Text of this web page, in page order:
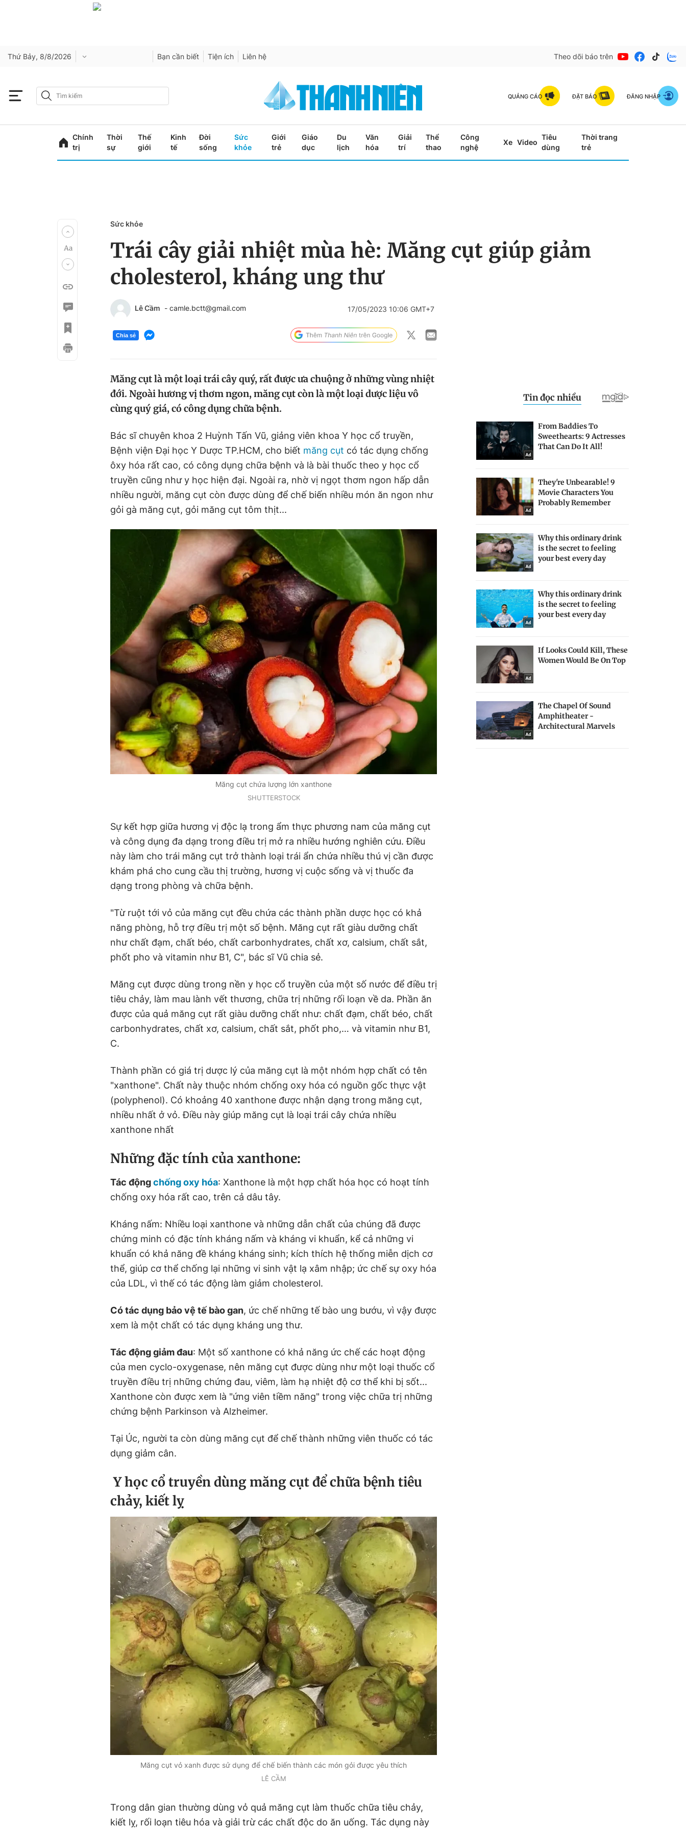
Thứ Bảy, 8/8/2026 Bạn cần biết Tiện ích Liên hệ Theo dõi báo trên
QUẢNG CÁO ĐẶT BÁO ĐĂNG NHẬP
Chính
trị
Thời
sự
Thế
giới
Kinh
tế
Đời
sống
Sức
khỏe
Giới
trẻ
Giáo
dục
Du
lịch
Văn
hóa
Giải
trí
Thể
thao
Công
nghệ
Xe Video
Tiêu
dùng
Thời trang
trẻ
Sức khỏe
Trái cây giải nhiệt mùa hè: Măng cụt giúp giảm
cholesterol, kháng ung thư
Lê Cầm - camle.bctt@gmail.com 17/05/2023 10:06 GMT+7
Chia sẻ
Măng cụt là một loại trái cây quý, rất được ưa chuộng ở những vùng nhiệt
đới. Ngoài hương vị thơm ngon, măng cụt còn là một loại dược liệu vô
cùng quý giá, có công dụng chữa bệnh.
Bác sĩ chuyên khoa 2 Huỳnh Tấn Vũ, giảng viên khoa Y học cổ truyền,
Bệnh viện Đại học Y Dược TP.HCM, cho biết măng cụt có tác dụng chống
ôxy hóa rất cao, có công dụng chữa bệnh và là bài thuốc theo y học cổ
truyền cũng như y học hiện đại. Ngoài ra, nhờ vị ngọt thơm ngon hấp dẫn
nhiều người, măng cụt còn được dùng để chế biến nhiều món ăn ngon như
gỏi gà măng cụt, gỏi măng cụt tôm thịt...
Măng cụt chứa lượng lớn xanthone
SHUTTERSTOCK
Sự kết hợp giữa hương vị độc lạ trong ẩm thực phương nam của măng cụt
và công dụng đa dạng trong điều trị mở ra nhiều hướng nghiên cứu. Điều
này làm cho trái măng cụt trở thành loại trái ẩn chứa nhiều thú vị cần được
khám phá cho cung cầu thị trường, hương vị cuộc sống và vị thuốc đa
dạng trong phòng và chữa bệnh.
"Từ ruột tới vỏ của măng cụt đều chứa các thành phần dược học có khả
năng phòng, hỗ trợ điều trị một số bệnh. Măng cụt rất giàu dưỡng chất
như chất đạm, chất béo, chất carbonhydrates, chất xơ, calsium, chất sắt,
phốt pho và vitamin như B1, C", bác sĩ Vũ chia sẻ.
Măng cụt được dùng trong nền y học cổ truyền của một số nước để điều trị
tiêu chảy, làm mau lành vết thương, chữa trị những rối loạn về da. Phần ăn
được của quả măng cụt rất giàu dưỡng chất như: chất đạm, chất béo, chất
carbonhydrates, chất xơ, calsium, chất sắt, phốt pho,… và vitamin như B1,
C.
Thành phần có giá trị dược lý của măng cụt là một nhóm hợp chất có tên
"xanthone". Chất này thuộc nhóm chống oxy hóa có nguồn gốc thực vật
(polyphenol). Có khoảng 40 xanthone được nhận dạng trong măng cụt,
nhiều nhất ở vỏ. Điều này giúp măng cụt là loại trái cây chứa nhiều
xanthone nhất
Những đặc tính của xanthone:
Tác độngchống oxy hóa: Xanthone là một hợp chất hóa học có hoạt tính
chống oxy hóa rất cao, trên cả dâu tây.
Kháng nấm: Nhiều loại xanthone và những dẫn chất của chúng đã được
chứng minh có đặc tính kháng nấm và kháng vi khuẩn, kể cả những vi
khuẩn có khả năng đề kháng kháng sinh; kích thích hệ thống miễn dịch cơ
thể, giúp cơ thể chống lại những vi sinh vật lạ xâm nhập; ức chế sự oxy hóa
của LDL, vì thế có tác động làm giảm cholesterol.
Có tác dụng bảo vệ tế bào gan, ức chế những tế bào ung bướu, vì vậy được
xem là một chất có tác dụng kháng ung thư.
Tác động giảm đau: Một số xanthone có khả năng ức chế các hoạt động
của men cyclo-oxygenase, nên măng cụt được dùng như một loại thuốc cổ
truyền điều trị những chứng đau, viêm, làm hạ nhiệt độ cơ thể khi bị sốt...
Xanthone còn được xem là "ứng viên tiềm năng" trong việc chữa trị những
chứng bệnh Parkinson và Alzheimer.
Tại Úc, người ta còn dùng măng cụt để chế thành những viên thuốc có tác
dụng giảm cân.
Y học cổ truyền dùng măng cụt để chữa bệnh tiêu
chảy, kiết lỵ
Măng cụt vỏ xanh được sử dụng để chế biến thành các món gỏi được yêu thích
LÊ CẦM
Trong dân gian thường dùng vỏ quả măng cụt làm thuốc chữa tiêu chảy,
kiết lỵ, rối loạn tiêu hóa và giải trừ các chất độc do ăn uống. Tác dụng này